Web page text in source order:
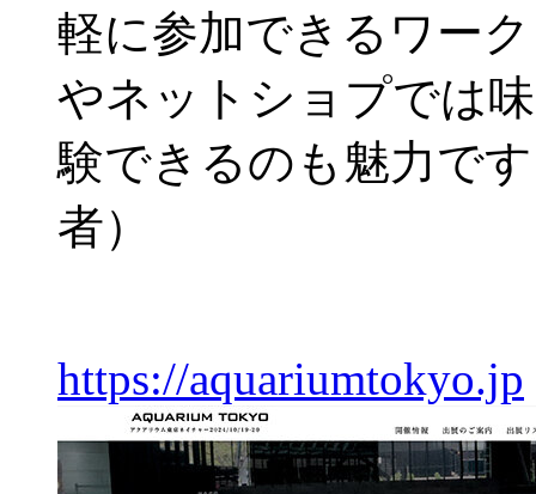
軽に参加できるワー
やネットショプでは
験できるのも魅力で
者）
https://aquariumtokyo.jp